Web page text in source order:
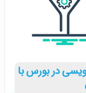
در بورس با